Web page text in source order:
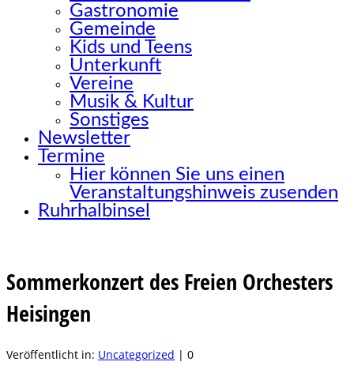
Gastronomie
Gemeinde
Kids und Teens
Unterkunft
Vereine
Musik & Kultur
Sonstiges
Newsletter
Termine
Hier können Sie uns einen
Veranstaltungshinweis zusenden
Ruhrhalbinsel
Sommerkonzert des Freien Orchesters
Heisingen
Veröffentlicht in: Uncategorized | 0